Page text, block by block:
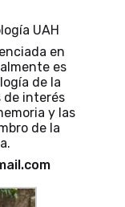
UAH
en
es
de la
de interés
y las
de la